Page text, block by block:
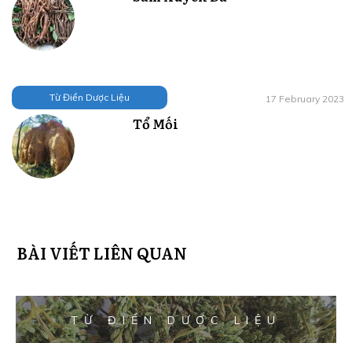
Từ Điển Dược Liệu 17 February 2023
Tổ Mối
BÀI VIẾT LIÊN QUAN
TỪ ĐIỂN DƯỢC LIỆU